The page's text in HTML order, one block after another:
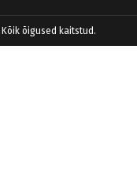
õigused kaitstud.